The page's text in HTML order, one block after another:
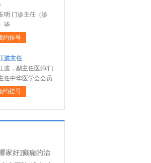
明 门诊主任（诊
毕
约挂号
波主任
波，副主任医师/门
任中华医学会会员
约挂号
家好]癫痫的治